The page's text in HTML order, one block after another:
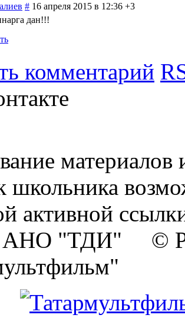
# 16 апреля 2015 в 12:36 +3
дан!!!
комментарий
материалов
школьника
активной
АНО "ТДИ" ©